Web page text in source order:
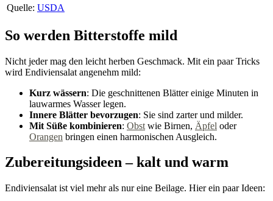
Quelle: USDA
So werden Bitterstoffe mild
Nicht jeder mag den leicht herben Geschmack. Mit ein paar Tricks
wird Endiviensalat angenehm mild:
Kurz wässern: Die geschnittenen Blätter einige Minuten in
lauwarmes Wasser legen.
Innere Blätter bevorzugen: Sie sind zarter und milder.
Mit Süße kombinieren: Obst wie Birnen, Äpfel oder
Orangen bringen einen harmonischen Ausgleich.
Zubereitungsideen – kalt und warm
Endiviensalat ist viel mehr als nur eine Beilage. Hier ein paar Ideen: